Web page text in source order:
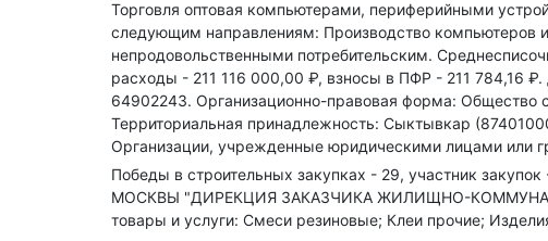
Торговля оптовая компьютерами, периферийными
следующим направлениям: Производство компьютеров
непродовольственными потребительским.
расходы - 211 116 000,00 ₽, взносы в ПФР - 211 784,16 ₽.
64902243. Организационно-правовая форма: Общество
Территориальная принадлежность: Сыктывкар
Организации, учрежденные юридическими лицами или
Победы в строительных закупках - 29, участник
МОСКВЫ "ДИРЕКЦИЯ ЗАКАЗЧИКА ЖИЛИЩНО-
товары и услуги: Смеси резиновые; Клеи прочие;